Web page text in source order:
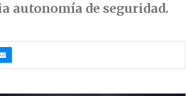
autonomía de seguridad.